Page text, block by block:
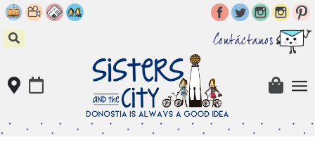
Skip
to
content
Contáctanos